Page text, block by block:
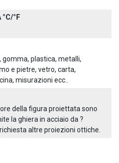
°C/°F
plastica, metalli,
e pietre, vetro, carta,
misurazioni ecc..
della figura proiettata sono
la ghiera in acciaio da ?
altre proiezioni ottiche.